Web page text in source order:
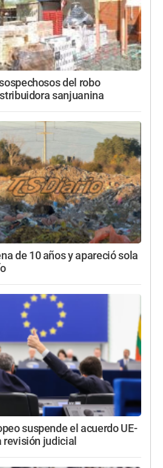
del robo
sanjuanina
de 10 años y apareció sola
suspende el acuerdo UE-
revisión judicial